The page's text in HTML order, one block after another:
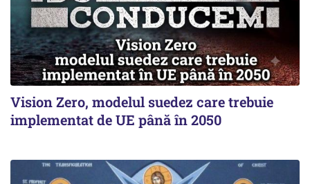
Vision Zero, modelul suedez care trebuie
implementat de UE până în 2050